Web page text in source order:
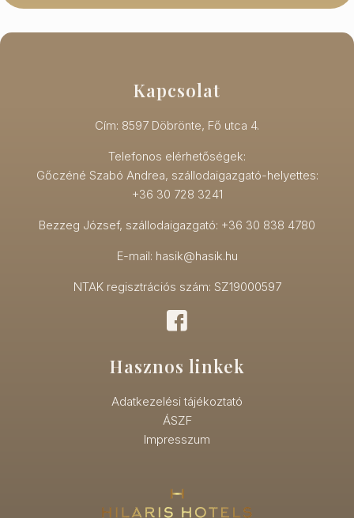
Kapcsolat
Cím: 8597 Döbrönte, Fő utca 4.
Telefonos elérhetőségek:
Gőczéné Szabó Andrea, szállodaigazgató-helyettes:
+36 30 728 3241
Bezzeg József, szállodaigazgató: +36 30 838 4780
E-mail: hasik@hasik.hu
NTAK regisztrációs szám: SZ19000597
Hasznos linkek
Adatkezelési tájékoztató
ÁSZF
Impresszum